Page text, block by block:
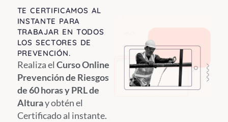
TE CERTIFICAMOS AL
INSTANTE PARA
TRABAJAR EN TODOS
LOS SECTORES DE
PREVENCIÓN.
Realiza el Curso Online
Prevención de Riesgos
de 60 horas y PRL de
Alturay obtén el
Certificado al instante.